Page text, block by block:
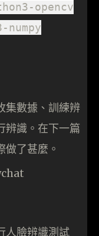
opencv
集數據、訓練辨
辨識。在下一篇
了甚麼。
人臉辨識測試